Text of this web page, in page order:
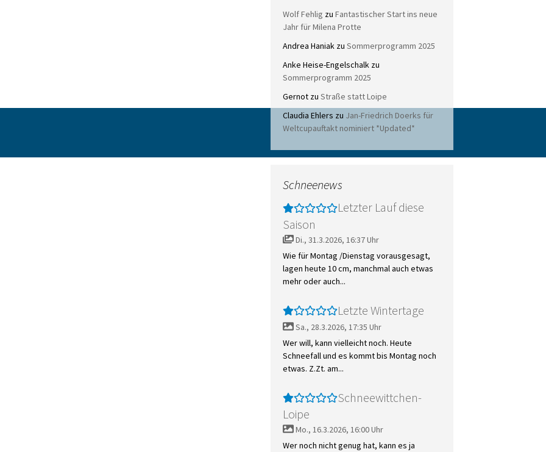
Wolf Fehlig zu Fantastischer Start ins neue
Jahr für Milena Protte
Andrea Haniak zu Sommerprogramm 2025
Anke Heise-Engelschalk zu
Sommerprogramm 2025
Gernot zu Straße statt Loipe
Claudia Ehlers zu Jan-Friedrich Doerks für
Weltcupauftakt nominiert *Updated*
Schneenews
Letzter Lauf diese
Saison
Di., 31.3.2026, 16:37 Uhr
Wie für Montag /Dienstag vorausgesagt,
lagen heute 10 cm, manchmal auch etwas
mehr oder auch...
Letzte Wintertage
Sa., 28.3.2026, 17:35 Uhr
Wer will, kann vielleicht noch. Heute
Schneefall und es kommt bis Montag noch
etwas. Z.Zt. am...
Schneewittchen-
Loipe
Mo., 16.3.2026, 16:00 Uhr
Wer noch nicht genug hat, kann es ja